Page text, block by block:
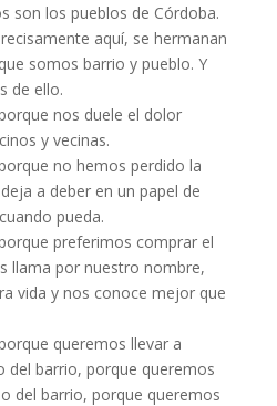
son los pueblos de Córdoba.
aquí, se hermanan
somos barrio y pueblo. Y
de ello.
nos duele el dolor
y vecinas.
no hemos perdido la
a deber en un papel de
pueda.
preferimos comprar el
llama por nuestro nombre,
vida y nos conoce mejor que
queremos llevar a
del barrio, porque queremos
del barrio, porque queremos